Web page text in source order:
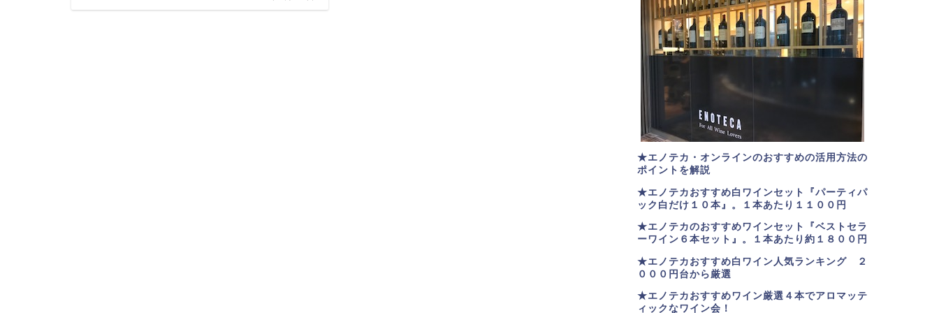
★エノテカ・オンラインのおすすめの活用方法の
ポイントを解説
★エノテカおすすめ白ワインセット『パーティパ
ック白だけ１０本』。１本あたり１１００円
★エノテカのおすすめワインセット『ベストセラ
ーワイン６本セット』。
１本あたり約１８００円
★エノテカおすすめ白ワイン人気ランキング ２
０００円台から厳選
★エノテカおすすめワイン厳選４本でアロマッテ
ィックなワイン会！